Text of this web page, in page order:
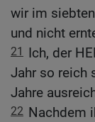
wir im
und nicht
21
Ich, der
Jahr so reich
Jahre
22 Nachdem